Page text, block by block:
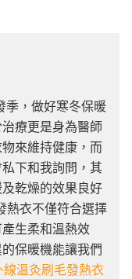
季，做好寒冬保暖
療更是身為醫師
來維持健康，而
下和我詢問，其
乾燥的效果良好
熱衣不僅符合選擇
生柔和溫熱效
保暖機能讓我們
溫灸刷毛發熱衣